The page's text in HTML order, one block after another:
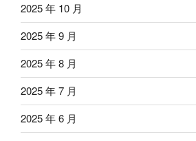
2025 年 10 月
2025 年 9 月
2025 年 8 月
2025 年 7 月
2025 年 6 月